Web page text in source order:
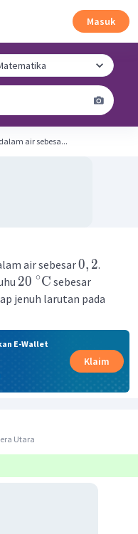
Masuk
air sebesa...
air sebesar0, 2.
20 ∘C sebesar
jenuh larutan pada
E-Wallet
Klaim
Utara